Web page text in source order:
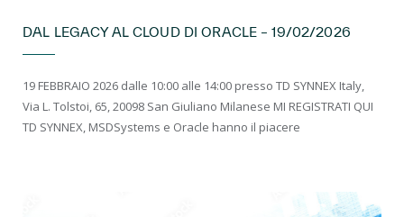
DAL LEGACY AL CLOUD DI ORACLE – 19/02/2026
19 FEBBRAIO 2026 dalle 10:00 alle 14:00 presso TD SYNNEX Italy,
Via L. Tolstoi, 65, 20098 San Giuliano Milanese MI REGISTRATI QUI
TD SYNNEX, MSDSystems e Oracle hanno il piacere